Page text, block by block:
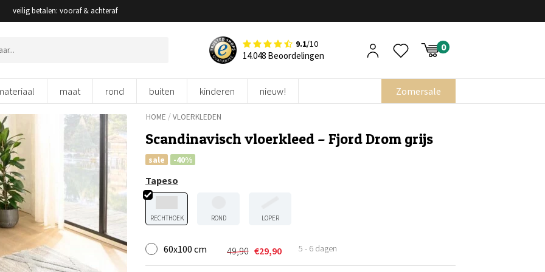
veilig betalen: vooraf & achteraf
9.1/10
14.048 Beoordelingen
maat rond buiten kinderen nieuw! Zomersale
HOME /VLOERKLEDEN
Scandinavisch vloerkleed – Fjord Drom grijs
sale -40%
Tapeso
RECHTHOEK ROND LOPER
60x100 cm 49,90
Oorspronkelijke
prijs
€29,90
Huidige
prijs
5 - 6 dagen